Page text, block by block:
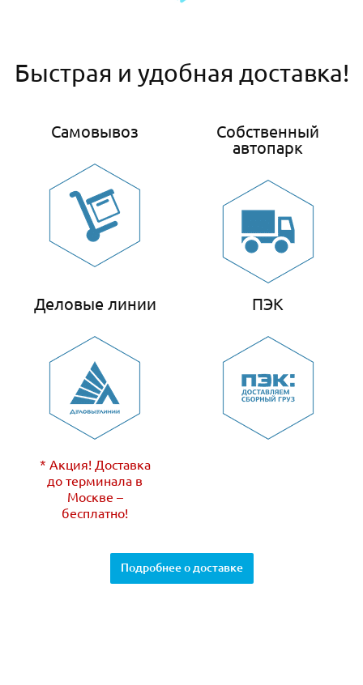
Быстрая и удобная доставка!
Самовывоз
Собственный
автопарк
Деловые линии
* Акция! Доставка
до терминала в
Москве –
бесплатно!
ПЭК
Подробнее о доставке